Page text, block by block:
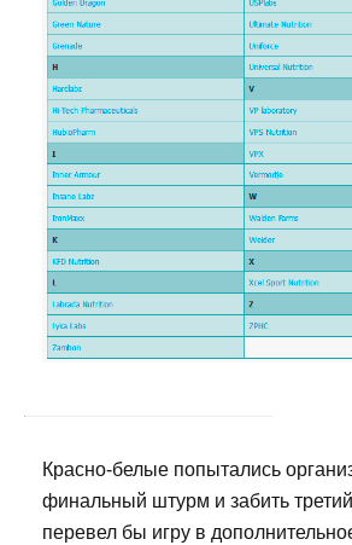
Красно-белые попытались
финальный штурм и забить
перевел бы игру в